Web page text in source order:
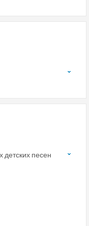
детских песен